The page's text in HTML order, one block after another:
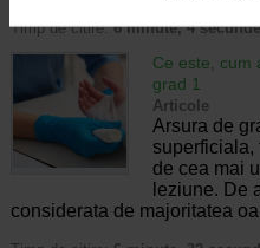
Timp de citire:6 minute, 4 secunde
Ce este, cum
grad 1
Articole
Arsura de
superficiala,
de cea mai
leziune. De
considerata de majoritatea